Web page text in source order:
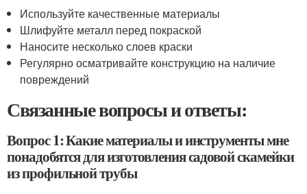
Используйте качественные материалы
Шлифуйте металл перед покраской
Наносите несколько слоев краски
Регулярно осматривайте конструкцию на наличие
повреждений
Связанные вопросы и ответы:
Вопрос 1: Какие материалы и инструменты мне
понадобятся для изготовления садовой скамейки
из профильной трубы